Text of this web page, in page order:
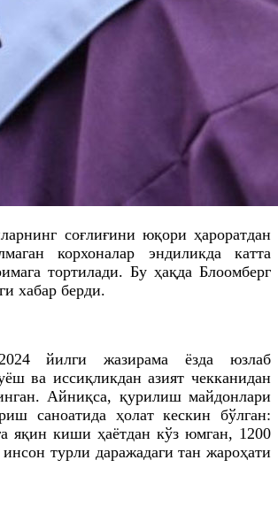
соғлиғини юқори ҳароратдан
корхоналар эндиликда катта
тортилади. Бу ҳақда Блоомберг
хабар берди.
йилги жазирама ёзда юзлаб
ва иссиқликдан азият чекканидан
Айниқса, қурилиш майдонлари
саноатида ҳолат кескин бўлган:
яқин киши ҳаётдан кўз юмган, 1200
турли даражадаги тан жароҳати